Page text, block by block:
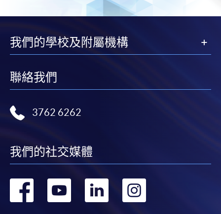
我們的學校及附屬機構
聯絡我們
3762 6262
我們的社交媒體
轉 轉 轉 轉